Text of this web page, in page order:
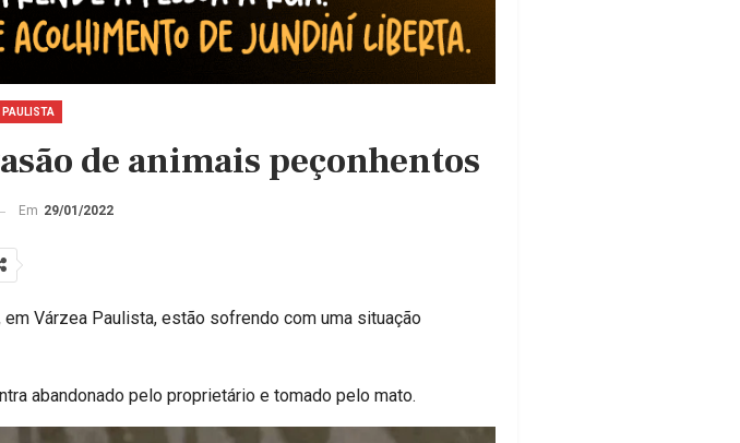
de animais peçonhentos
Em 29/01/2022
Várzea Paulista, estão sofrendo com uma situação
abandonado pelo proprietário e tomado pelo mato.